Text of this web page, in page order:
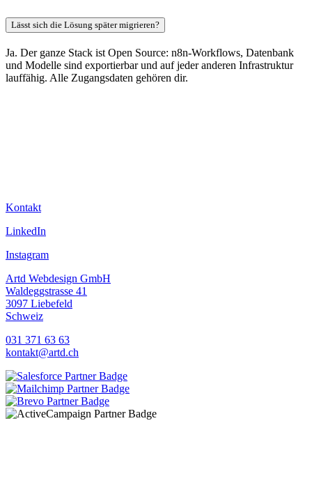
Lässt sich die Lösung später migrieren?
Ja. Der ganze Stack ist Open Source: n8n-Workflows, Datenbank
und Modelle sind exportierbar und auf jeder anderen Infrastruktur
lauffähig. Alle Zugangsdaten gehören dir.
Kontakt
LinkedIn
Instagram
Artd Webdesign GmbH
Waldeggstrasse 41
3097 Liebefeld
Schweiz
031 371 63 63
kontakt@artd.ch